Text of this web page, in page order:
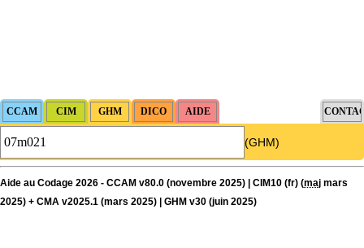
(GHM)
Aide au Codage 2026 - CCAM v80.0 (novembre 2025) | CIM10 (fr) (maj mars
2025) + CMA v2025.1 (mars 2025) | GHM v30 (juin 2025)